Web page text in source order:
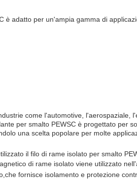
è adatto per un'ampia gamma di
come l'automotive, l'aerospaziale,
per smalto PEWSC è progettato per
una scelta popolare per molte
il filo di rame isolato per smalto
di rame isolato viene utilizzato
fornisce isolamento e protezione